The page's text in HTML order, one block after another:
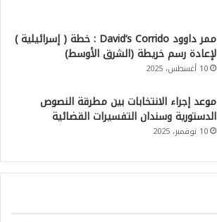
ممر داوود David’s Corrido : خطة ( إسرائيلية )
لإعادة رسم خريطة (الشرق الأوسط)
10 أغسطس، 2025
موعد إجراء الانتخابات بين مطرقة النصوص
الدستورية وسندان التفسيرات القضائية
10 نوفمبر، 2025